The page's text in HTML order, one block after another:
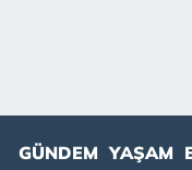
GÜNDEM YAŞAM